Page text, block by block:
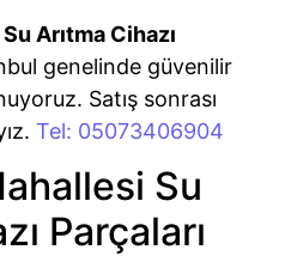
Arıtma Cihazı
genelinde güvenilir
Satış sonrası
Tel: 05073406904
Su
Parçaları